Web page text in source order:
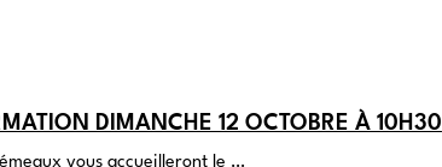
DIMANCHE 12 OCTOBRE À 10H30
vous accueilleront le …